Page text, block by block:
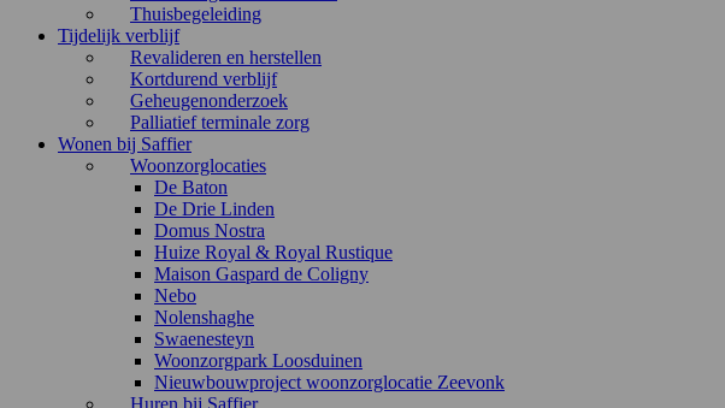
Thuisbegeleiding
Tijdelijk verblijf
Revalideren en herstellen
Kortdurend verblijf
Geheugenonderzoek
Palliatief terminale zorg
Wonen bij Saffier
Woonzorglocaties
De Baton
De Drie Linden
Domus Nostra
Huize Royal & Royal Rustique
Maison Gaspard de Coligny
Nebo
Nolenshaghe
Swaenesteyn
Woonzorgpark Loosduinen
Nieuwbouwproject woonzorglocatie Zeevonk
Huren bij Saffier